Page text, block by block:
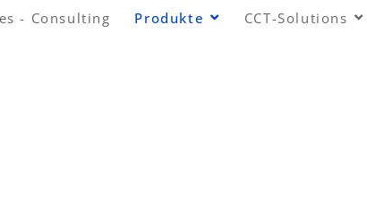
- Consulting Produkte CCT-Solutions